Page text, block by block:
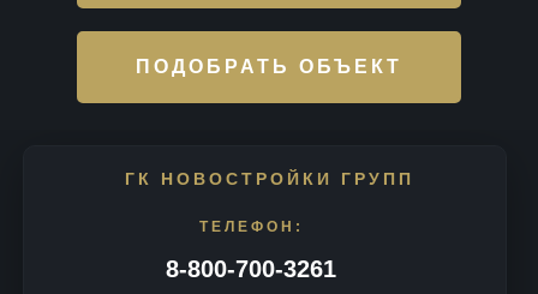
ПОДОБРАТЬ ОБЪЕКТ
8-800-700-3261
ТЕЛЕФОН:
ГК НОВОСТРОЙКИ ГРУПП